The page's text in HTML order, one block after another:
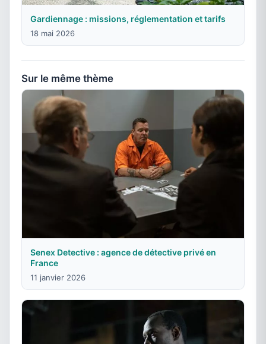
Gardiennage : missions, réglementation et tarifs
18 mai 2026
Sur le même thème
Senex Detective : agence de détective privé en
France
11 janvier 2026